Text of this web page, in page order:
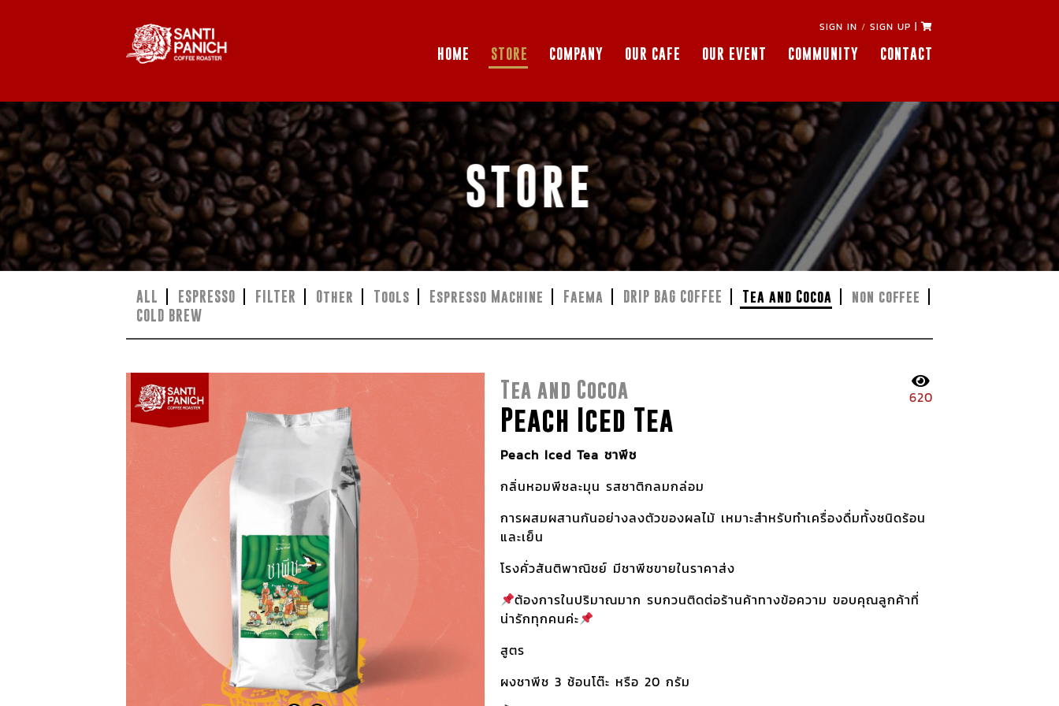
SIGN IN / SIGN UP |
HOME STORE COMPANY OUR CAFE OUR EVENT COMMUNITY CONTACT
STORE
ALL ESPRESSO FILTER Other Tools Espresso Machine Faema DRIP BAG COFFEE Tea and Cocoa
non coffee
COLD BREW
620
Tea and Cocoa
Peach Iced Tea
Peach Iced Tea ชาพีช
กลิ่นหอมพีชละมุน รสชาติกลมกล่อม
การผสมผสานกันอย่างลงตัวของผลไม้ เหมาะสำหรับทำเครื่องดื่มทั้งชนิดร้อน
และเย็น
โรงคั่วสันติพาณิชย์ มีชาพีชขายในราคาส่ง
ต้องการในปริมาณมาก รบกวนติดต่อร้านค้าทางข้อความ ขอบคุณลูกค้าที่
น่ารักทุกคนค่ะ
สูตร
ผงชาพีช 3 ช้อนโต๊ะ หรือ 20 กรัม